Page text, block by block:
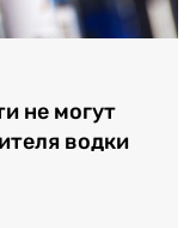
не могут
водки